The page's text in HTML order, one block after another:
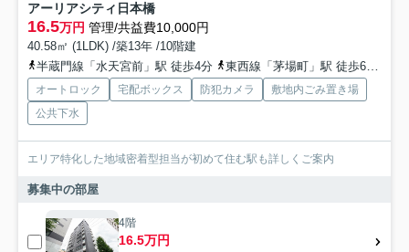
アーリアシティ日本橋
16.5万円 管理/共益費10,000円
40.58㎡ (1LDK) /築13年 /10階建
半蔵門線「水天宮前」駅 徒歩4分
東西線「茅場町」駅 徒歩6分
オートロック 宅配ボックス 防犯カメラ
敷地内ごみ置き場
公共下水
エリア特化した地域密着型担当が初めて住む駅も詳しくご案内
募集中の部屋
4階
16.5万円